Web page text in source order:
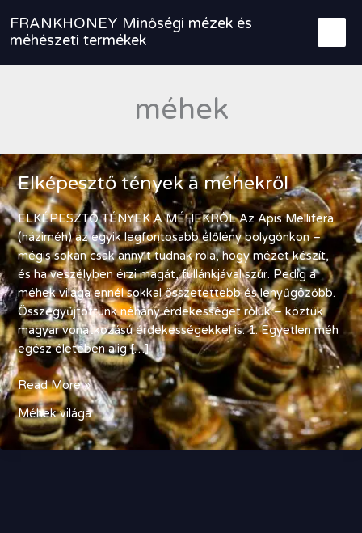
content
FRANKHONEY Minőségi mézek és
méhészeti termékek
méhek
Elképesztő tények a méhekről
ELKÉPESZTŐ TÉNYEK A MÉHEKRŐL Az Apis Mellifera
(háziméh) az egyik legfontosabb élőlény bolygónkon –
mégis sokan csak annyit tudnak róla, hogy mézet készít,
és ha veszélyben érzi magát, fullánkjával szúr. Pedig a
méhek világa ennél sokkal összetettebb és lenyűgözőbb.
Összegyűjtöttünk néhány érdekességet róluk – köztük
magyar vonatkozású érdekességekkel is. 1. Egyetlen méh
egész életében alig […]
Elképesztő
tények
a
méhekről
Read More »
Méhek világa